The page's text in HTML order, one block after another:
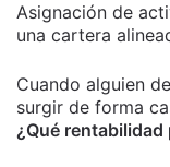
Asignación de
una cartera
Cuando alguien
surgir de forma
¿Qué